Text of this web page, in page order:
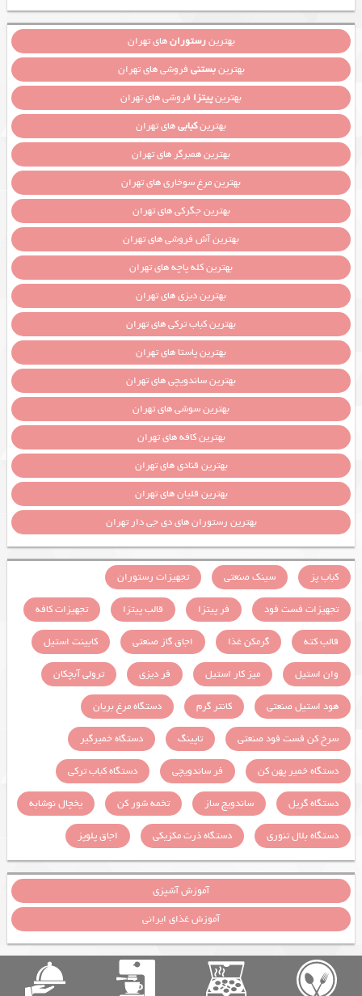
بهترینرستورانهای تهران
بهترینبستنی فروشی های تهران
بهترینپیتزا فروشی های تهران
بهترینکبابیهای تهران
بهترین همبرگر های تهران
بهترین مرغ سوخاری های تهران
بهترین جگرکی های تهران
بهترین آش فروشی های تهران
بهترین کله پاچه های تهران
بهترین دیزی های تهران
بهترین کباب ترکی های تهران
بهترین پاستا های تهران
بهترین ساندویچی های تهران
بهترین سوشی های تهران
بهترین کافه های تهران
بهترین قنادی های تهران
بهترین قلیان های تهران
بهترین رستوران های دی جی دار تهران
کباب پز سینک صنعتی
تجهیزات رستوران
تجهیزات فست فود
فر پیتزا قالب پیتزا
تجهیزات کافه
قالب کته
گرمکن غذا اجاق گاز صنعتی
کابینت استیل
وان استیل
میز کار استیل فر دیزی
ترولی آبچکان
هود استیل صنعتی
کانتر گرم
دستگاه مرغ بریان
سرخ کن فست فود صنعتی
تاپینگ
دستگاه خمیرگیر
دستگاه خمیر پهن کن
فر ساندویچی
دستگاه کباب ترکی
دستگاه گریل
ساندویچ ساز تخمه شور کن
یخچال نوشابه
دستگاه بلال تنوری
دستگاه ذرت مکزیکی اجاق پلوپز
آموزش آشپزی
آموزش غذای ایرانی